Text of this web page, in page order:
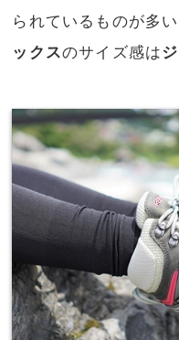
られているものが多
ックスのサイズ感は